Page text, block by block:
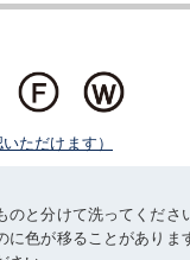
ただけます）
と分けて洗ってくださ
色が移ることがありま